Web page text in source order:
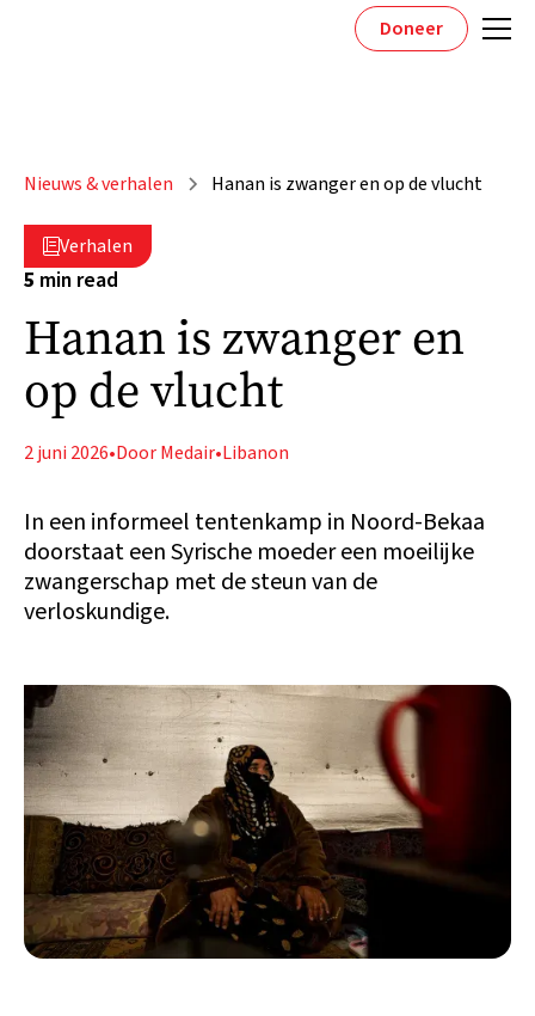
Doneer
Nieuws & verhalen Hanan is zwanger en op de vlucht
Verhalen
5 min read
Hanan is zwanger en
op de vlucht
2 juni 2026•Door Medair•Libanon
In een informeel tentenkamp in Noord-Bekaa
doorstaat een Syrische moeder een moeilijke
zwangerschap met de steun van de
verloskundige.